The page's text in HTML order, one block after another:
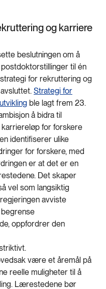
og karriere
beslutningen om å
til én
for rekruttering og
Strategi for
ble lagt frem 23.
å bidra til
for forskere
identifiserer ulike
for forskere, med
er at det er en
Det skaper
vel som langsiktig
avviste
oppfordrer den
være et åremål på
reelle muligheter til å
Lærestedene bør